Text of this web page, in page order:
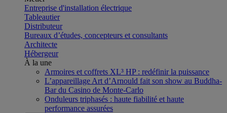
Entreprise d'installation électrique
Tableautier
Distributeur
Bureaux d’études, concepteurs et consultants
Architecte
Hébergeur
À la une
Armoires et coffrets XL³ HP : redéfinir la puissance
L’appareillage Art d’Arnould fait son show au Buddha-
Bar du Casino de Monte-Carlo
Onduleurs triphasés : haute fiabilité et haute
performance assurées